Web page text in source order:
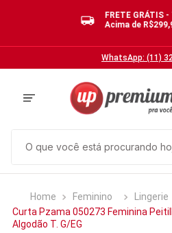
FRETE GRÁTIS -
Acima de
WhatsApp: (11)
Feminino Lingerie
Curta Pzama 050273 Feminina
Algodão T. G/EG
1 º